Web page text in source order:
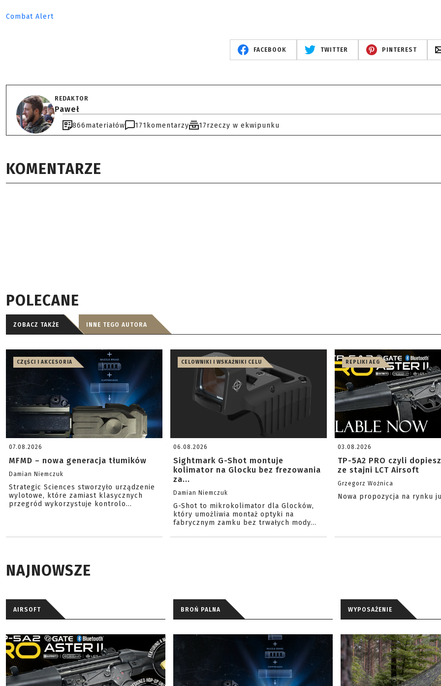
Combat Alert
FACEBOOK TWITTER PINTEREST
REDAKTOR
Paweł
866materiałów 171 komentarzy 17rzeczy w ekwipunku
KOMENTARZE
POLECANE
ZOBACZ TAKŻE INNE TEGO AUTORA
CZĘŚCI I AKCESORIA
07.08.2026
MFMD – nowa generacja tłumików
Damian Niemczuk
Strategic Sciences stworzyło urządzenie
wylotowe, które zamiast klasycznych
przegród wykorzystuje kontrolo...
CELOWNIKI I WSKAŹNIKI CELU
06.08.2026
Sightmark G-Shot montuje
kolimator na Glocku bez frezowania
za...
Damian Niemczuk
G-Shot to mikrokolimator dla Glocków,
który umożliwia montaż optyki na
fabrycznym zamku bez trwałych mody...
REPLIKI AEG
03.08.2026
TP-5A2 PRO czyli
ze stajni LCT Airsoft
Grzegorz Woźnica
Nowa propozycja na rynku
NAJNOWSZE
AIRSOFT BROŃ PALNA WYPOSAŻENIE